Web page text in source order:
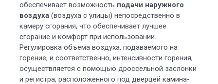
обеспечивает возможность подачи наружного
воздуха (воздуха с улицы) непосредственно в
камеру сгорания, что обеспечивает лучшее
сгорание и комфорт при использовании.
Регулировка объема воздуха, подаваемого на
горение, и соответственно, интенсивности горения,
осуществляется с помощью дроссельной заслонки
и регистра, расположенного под дверцей камина-